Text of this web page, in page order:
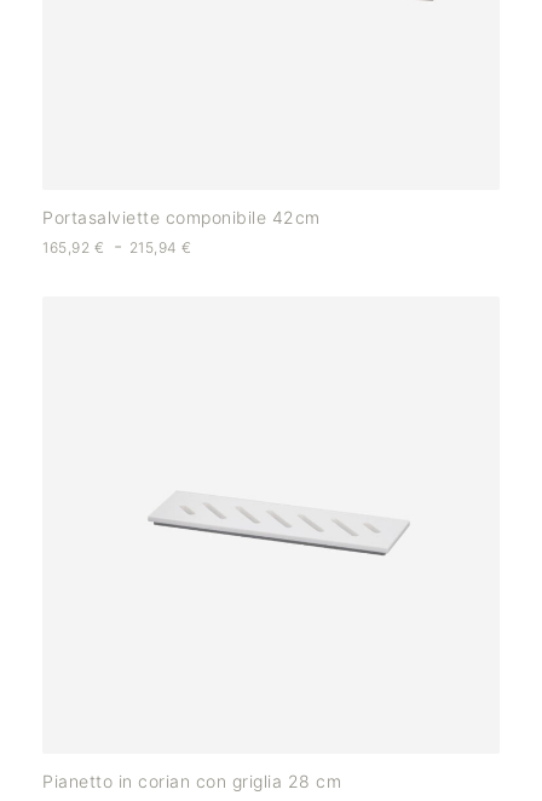
Portasalviette componibile 42cm
165,92 € - 215,94€
Pianetto in corian con griglia 28 cm